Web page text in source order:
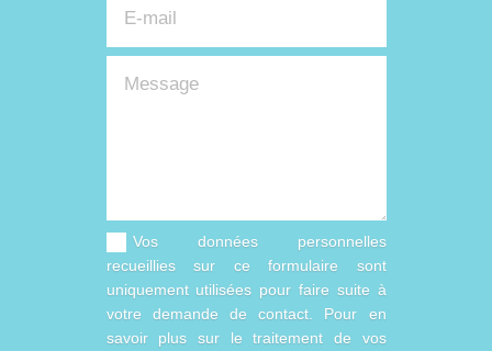
Vos données personnelles
recueillies sur ce formulaire sont
uniquement utilisées pour faire suite à
votre demande de contact. Pour en
savoir plus sur le traitement de vos